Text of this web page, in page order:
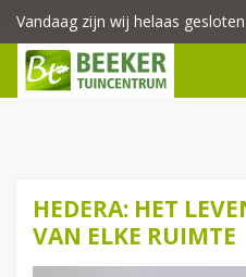
a
Vandaag zijn wij helaas gesloten
HEDERA: HET
VAN ELKE RUIMTE